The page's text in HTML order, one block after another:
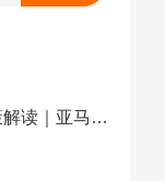
2026 年跨境电商最新政策解读｜亚马逊卖家必看：合规、成本与物流新机遇